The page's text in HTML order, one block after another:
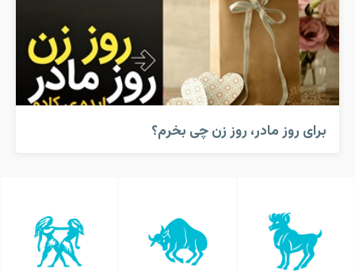
برای روز مادر، روز زن چی بخرم؟